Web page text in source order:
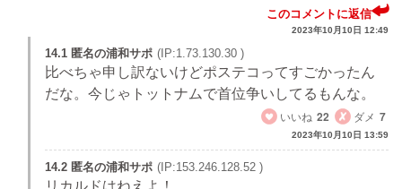
このコメントに返信
2023年10月10日 12:49
14.1 匿名の浦和サポ (IP:1.73.130.30 )
比べちゃ申し訳ないけどポステコってすごかったん
だな。今じゃトットナムで首位争いしてるもんな。
いいね 22 ダメ 7
2023年10月10日 13:59
14.2 匿名の浦和サポ (IP:153.246.128.52 )
リカルドはねえよ！